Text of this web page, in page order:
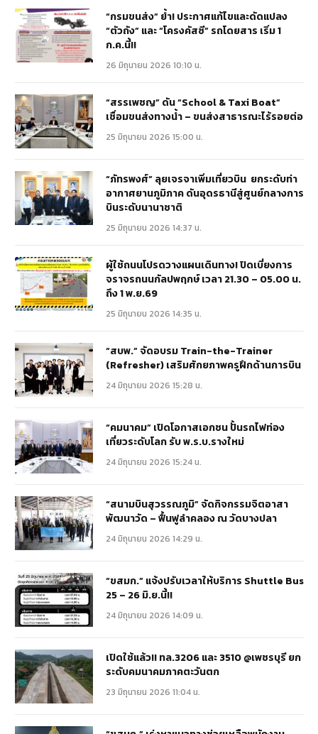
“กรมขนส่ง” ย้ำ! ประกาศแก้ไขและดัดแปลง
“ตัวถัง” และ “โครงคัสซี” รถโดยสาร เริ่ม 1
ก.ค.นี้!!
26 มิถุนายน 2026 10:10 น.
“สรรเพชญ” ดัน “School & Taxi Boat”
เชื่อมขนส่งทางน้ำ – ขนส่งสาธารณะไร้รอยต่อ
25 มิถุนายน 2026 15:00 น.
“ภัทรพงศ์” ลุยเจรจาเพิ่มเที่ยวบิน ยกระดับท่า
อากาศยานภูมิภาค ดันอุดรธานีสู่ศูนย์กลางการ
บินระดับนานาชาติ
25 มิถุนายน 2026 14:37 น.
ผู้ใช้ถนนโปรดวางแผนเดินทาง! ปิดเบี่ยงการ
จราจรถนนกัลปพฤกษ์ เวลา 21.30 – 05.00 น.
ถึง 1 พ.ย.69
25 มิถุนายน 2026 14:35 น.
“สบพ.” จัดอบรม Train-the-Trainer
(Refresher) เสริมศักยภาพครูฝึกด้านการบิน
24 มิถุนายน 2026 15:28 น.
“คมนาคม” เปิดโอกาสเอกชน ปั้นรถไฟท่อง
เที่ยวระดับโลก รับ พ.ร.บ.รางใหม่
24 มิถุนายน 2026 15:24 น.
“สนามบินสุวรรณภูมิ” จัดกิจกรรมจิตอาสา
พัฒนาวัด – ฟื้นฟูลำคลอง ณ วัดบางปลา
24 มิถุนายน 2026 14:29 น.
“ขสมก.” แจ้งปรับเวลาให้บริการ Shuttle Bus
25 – 26 มิ.ย.นี้!!
24 มิถุนายน 2026 14:09 น.
เปิดใช้แล้ว!! ทล.3206 และ 3510 @เพชรบุรี ยก
ระดับคมนาคมภาคตะวันตก
23 มิถุนายน 2026 11:04 น.